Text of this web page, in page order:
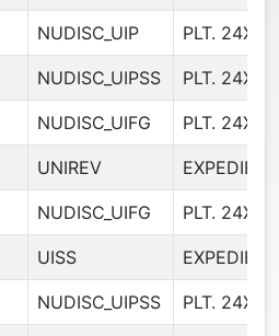
NUDISC_UIP PLT. 24X72
NUDISC_UIPSS PLT. 24X72
NUDISC_UIFG PLT. 24X72
UNIREV
NUDISC_UIFG PLT. 24X72
UISS
NUDISC_UIPSS PLT. 24X72